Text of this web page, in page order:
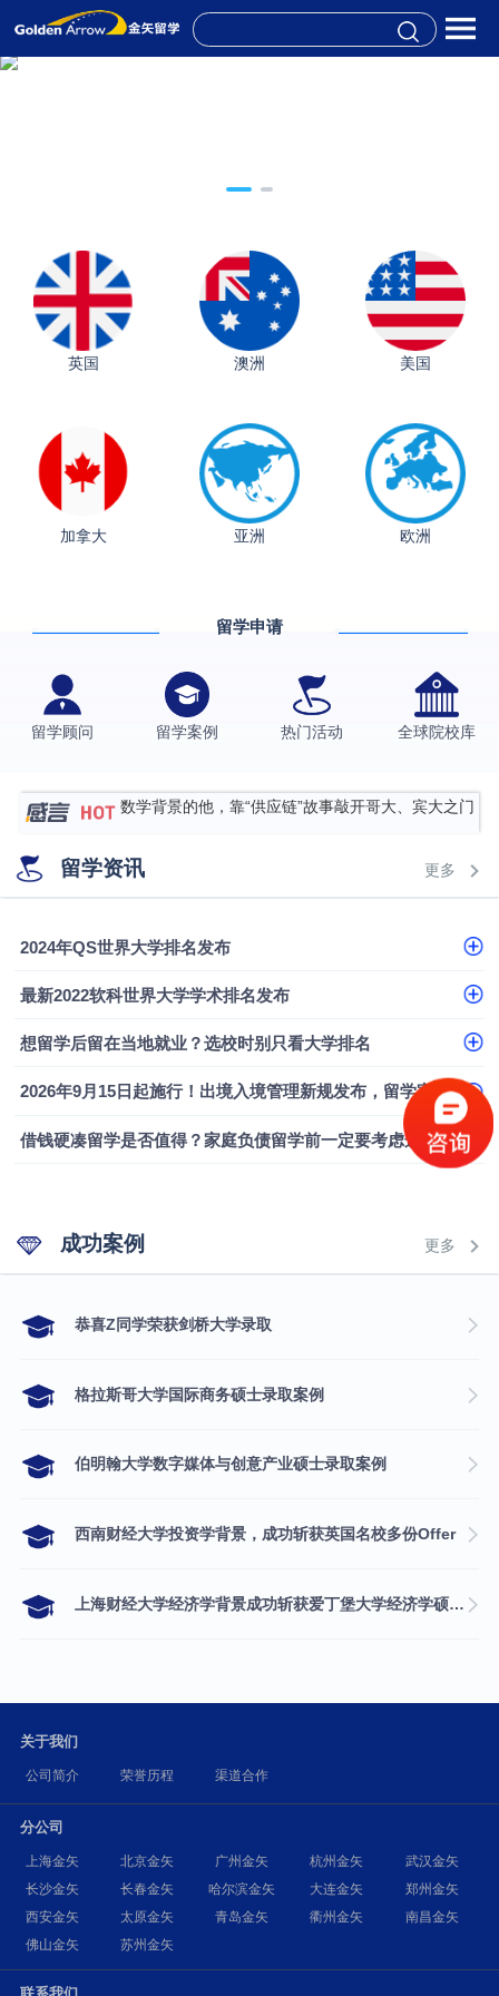
英国 澳洲 美国
加拿大 亚洲 欧洲
留学申请
留学顾问 留学案例 热门活动 全球院校库
格拉斯哥大学国际商务硕士录取案例
伯明翰大学数字媒体与创意产业硕士录取案例
西南财经大学投资学背景，成功斩获英国名校多份
硕士录取
数学背景的他，靠“供应链”故事敲开哥大、宾大之门
香港浸会大学伦理与公共事务硕士录取
融会计硕士实录
从上海财大2+2到谢菲尔德：低均分逆袭QS百强金
融会计硕士实录
​恭喜Z同学荣获剑桥大学录取
留学资讯 更多
2024年QS世界大学排名发布
最新2022软科世界大学学术排名发布
想留学后留在当地就业？选校时别只看大学排名
2026年9月15日起施行！出境入境管理新规发布，留学家庭需要关注什么？
借钱硬凑留学是否值得？家庭负债留学前一定要考虑这几个问题
成功案例 更多
​恭喜Z同学荣获剑桥大学录取
格拉斯哥大学国际商务硕士录取案例
伯明翰大学数字媒体与创意产业硕士录取案例
西南财经大学投资学背景，成功斩获英国名校多份Offer
上海财经大学经济学背景成功斩获爱丁堡大学经济学硕士录取
关于我们
公司简介 荣誉历程 渠道合作
分公司
上海金矢 北京金矢 广州金矢 杭州金矢
武汉金矢
长沙金矢
长春金矢 哈尔滨金矢 大连金矢
郑州金矢
西安金矢
太原金矢 青岛金矢 衢州金矢
南昌金矢
佛山金矢
苏州金矢